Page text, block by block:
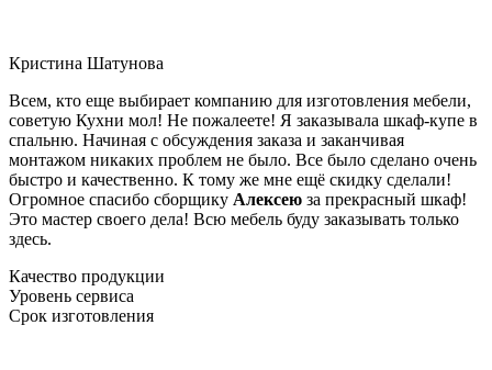
Кристина Шатунова
Всем, кто еще выбирает компанию для изготовления мебели,
советую Кухни мол! Не пожалеете! Я заказывала шкаф-купе в
спальню. Начиная с обсуждения заказа и заканчивая
монтажом никаких проблем не было. Все было сделано очень
быстро и качественно. К тому же мне ещё скидку сделали!
Огромное спасибо сборщику Алексею за прекрасный шкаф!
Это мастер своего дела! Всю мебель буду заказывать только
здесь.
Качество продукции
Уровень сервиса
Срок изготовления